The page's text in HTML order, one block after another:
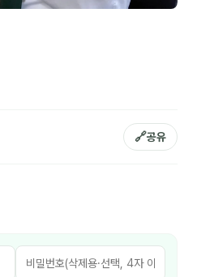
🔗공유